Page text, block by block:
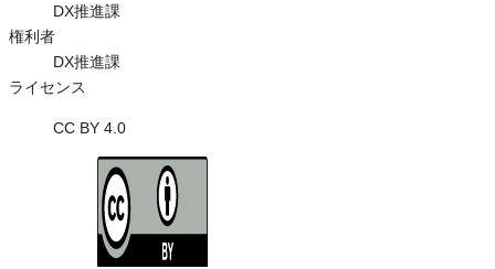
DX推進課
権利者
DX推進課
ライセンス
CC BY 4.0